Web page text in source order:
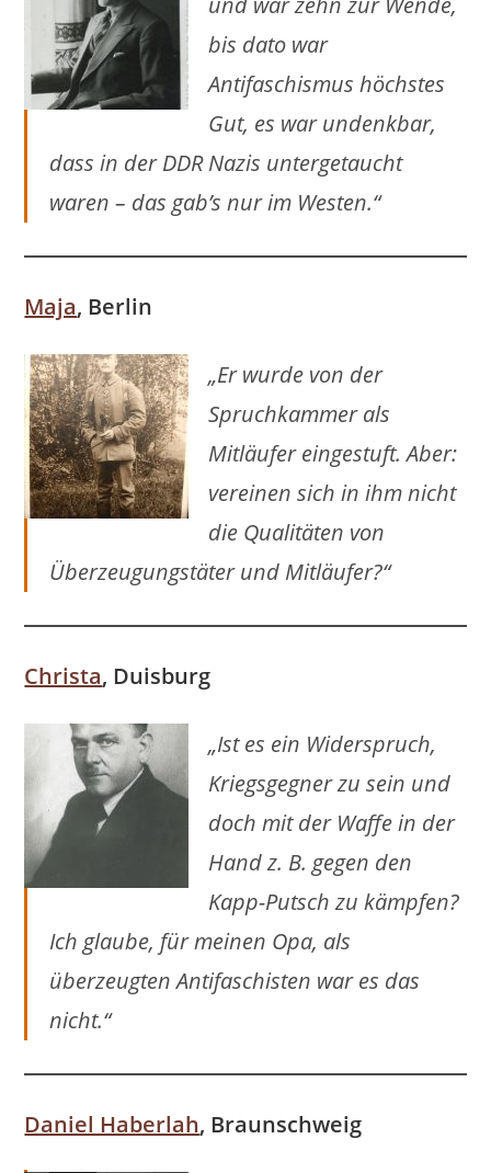
bis dato war
Antifaschismus höchstes
Gut, es war undenkbar,
dass in der DDR Nazis untergetaucht
waren – das gab’s nur im Westen.“
Maja, Berlin
„Er wurde von der
Spruchkammer als
Mitläufer eingestuft. Aber:
vereinen sich in ihm nicht
die Qualitäten von
Überzeugungstäter und Mitläufer?“
Christa, Duisburg
„Ist es ein Widerspruch,
Kriegsgegner zu sein und
doch mit der Waffe in der
Hand z. B. gegen den
Kapp-Putsch zu kämpfen?
Ich glaube, für meinen Opa, als
überzeugten Antifaschisten war es das
nicht.“
Daniel Haberlah, Braunschweig